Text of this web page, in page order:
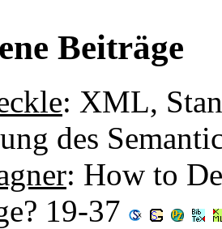
Beiträge
: XML,
des
: How to
19-37